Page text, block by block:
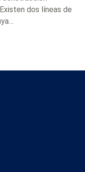
dos líneas de